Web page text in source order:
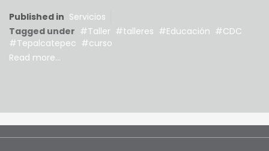
Published in Servicios
Tagged under
Taller talleres Educación
CDC
Tepalcatepec
curso
Read more...